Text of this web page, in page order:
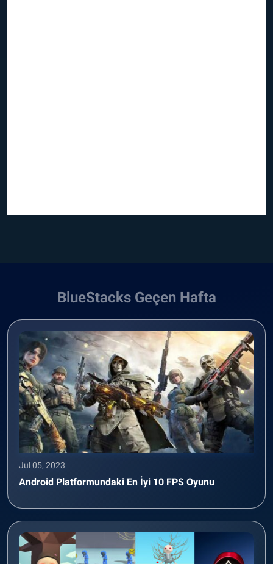
BlueStacks Geçen Hafta
Jul 05, 2023
Android Platformundaki En İyi 10 FPS Oyunu